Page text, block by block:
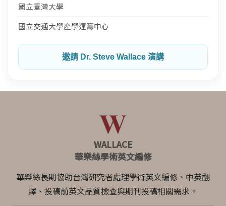
國立臺灣大學
國立交通大學產學運籌中心
邀請 Dr. Steve Wallace 演講
WALLACE
華樂絲學術英文編修
華樂絲長期協助台灣研究者處理學術英文編修、中英翻
譯、投稿前英文品質檢查與期刊投稿相關需求。